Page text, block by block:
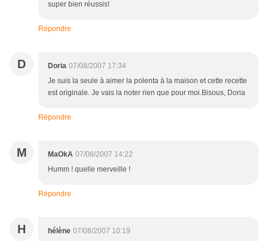
super bien réussis!
Répondre
D Doria 07/08/2007 17:34
Je suis la seule à aimer la polenta à la maison et cette recette
est originale. Je vais la noter rien que pour moi.Bisous, Doria
Répondre
M MaOkA 07/08/2007 14:22
Humm ! quelle merveille !
Répondre
H hélène 07/08/2007 10:19